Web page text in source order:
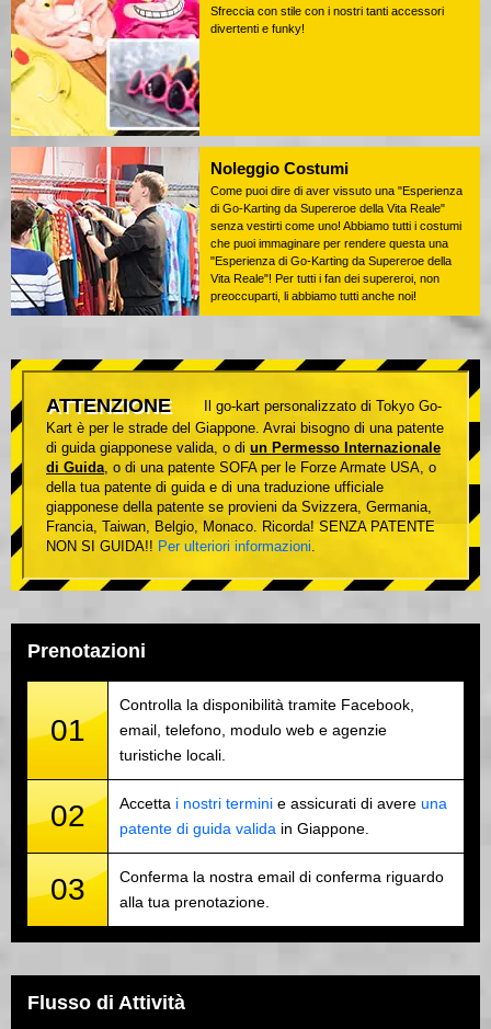
Sfreccia con stile con i nostri tanti accessori
divertenti e funky!
Noleggio Costumi
Come puoi dire di aver vissuto una "Esperienza
di Go-Karting da Supereroe della Vita Reale"
senza vestirti come uno! Abbiamo tutti i costumi
che puoi immaginare per rendere questa una
"Esperienza di Go-Karting da Supereroe della
Vita Reale"! Per tutti i fan dei supereroi, non
preoccuparti, li abbiamo tutti anche noi!
ATTENZIONE
Il go-kart personalizzato di Tokyo Go-
Kart è per le strade del Giappone. Avrai bisogno di una patente
di guida giapponese valida, o di un Permesso Internazionale
di Guida, o di una patente SOFA per le Forze Armate USA, o
della tua patente di guida e di una traduzione ufficiale
giapponese della patente se provieni da Svizzera, Germania,
Francia, Taiwan, Belgio, Monaco. Ricorda! SENZA PATENTE
NON SI GUIDA!! Per ulteriori informazioni.
Prenotazioni
01
Controlla la disponibilità tramite Facebook,
email, telefono, modulo web e agenzie
turistiche locali.
02 Accetta i nostri termini e assicurati di avere una
patente di guida valida in Giappone.
03
Conferma la nostra email di conferma riguardo
alla tua prenotazione.
Flusso di Attività